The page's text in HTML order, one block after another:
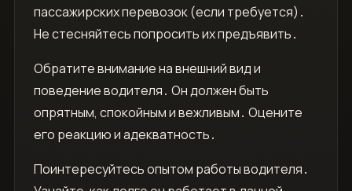
пассажирских перевозок (если требуется)․
Не стесняйтесь попросить их предъявить․
Обратите внимание на внешний вид и
поведение водителя․ Он должен быть
опрятным, спокойным и вежливым․ Оцените
его реакцию и адекватность․
Поинтересуйтесь опытом работы водителя․